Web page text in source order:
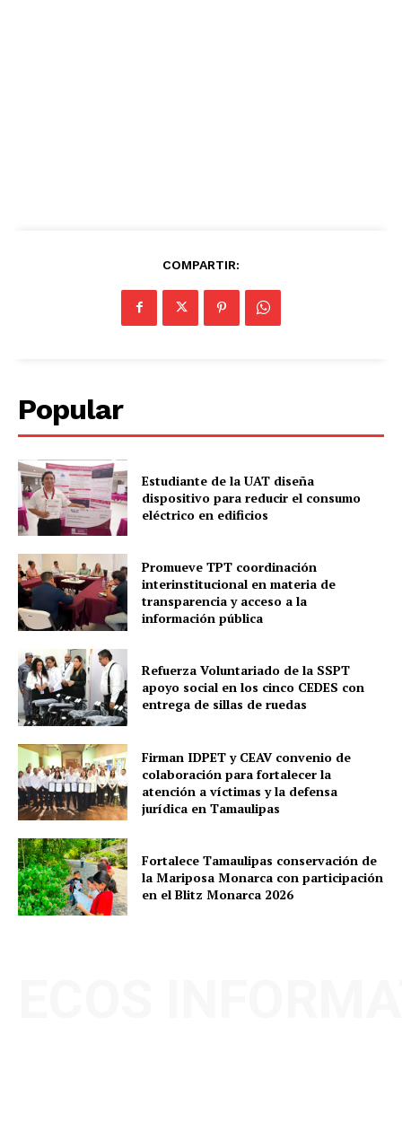
COMPARTIR:
Popular
Estudiante de la UAT diseña
dispositivo para reducir el consumo
eléctrico en edificios
Promueve TPT coordinación
interinstitucional en materia de
transparencia y acceso a la
información pública
Refuerza Voluntariado de la SSPT
apoyo social en los cinco CEDES con
entrega de sillas de ruedas
Firman IDPET y CEAV convenio de
colaboración para fortalecer la
atención a víctimas y la defensa
jurídica en Tamaulipas
Fortalece Tamaulipas conservación de
la Mariposa Monarca con participación
en el Blitz Monarca 2026